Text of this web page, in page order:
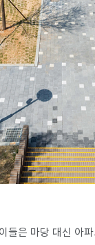
은 마당 대신 아